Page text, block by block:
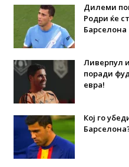
Дилеми
Родри ќе
Барселона
Ливерпул
поради
евра!
Кој го